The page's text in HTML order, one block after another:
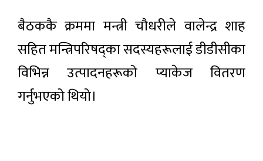
बैठककै क्रममा मन्त्री चौधरीले वालेन्द्र शाह
सहित मन्त्रिपरिषद्का सदस्यहरूलाई डीडीसीका
विभिन्न उत्पादनहरूको प्याकेज वितरण
गर्नुभएको थियो।